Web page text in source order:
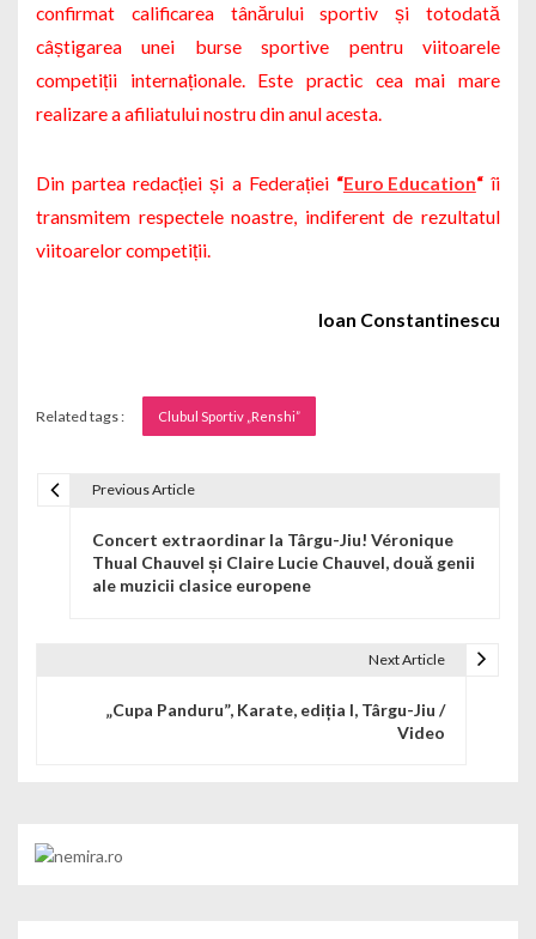
confirmat calificarea tânărului sportiv și totodată
câștigarea unei burse sportive pentru viitoarele
competiții internaționale. Este practic cea mai mare
realizare a afiliatului nostru din anul acesta.
Din partea redacției și a Federației “Euro Education“îi
transmitem respectele noastre, indiferent de rezultatul
viitoarelor competiții.
Ioan Constantinescu
Related tags : Clubul Sportiv „Renshi”
Previous Article
Concert extraordinar la Târgu-Jiu! Véronique
Thual Chauvel și Claire Lucie Chauvel, două genii
ale muzicii clasice europene
Next Article
„Cupa Panduru”, Karate, ediția I, Târgu-Jiu /
Video